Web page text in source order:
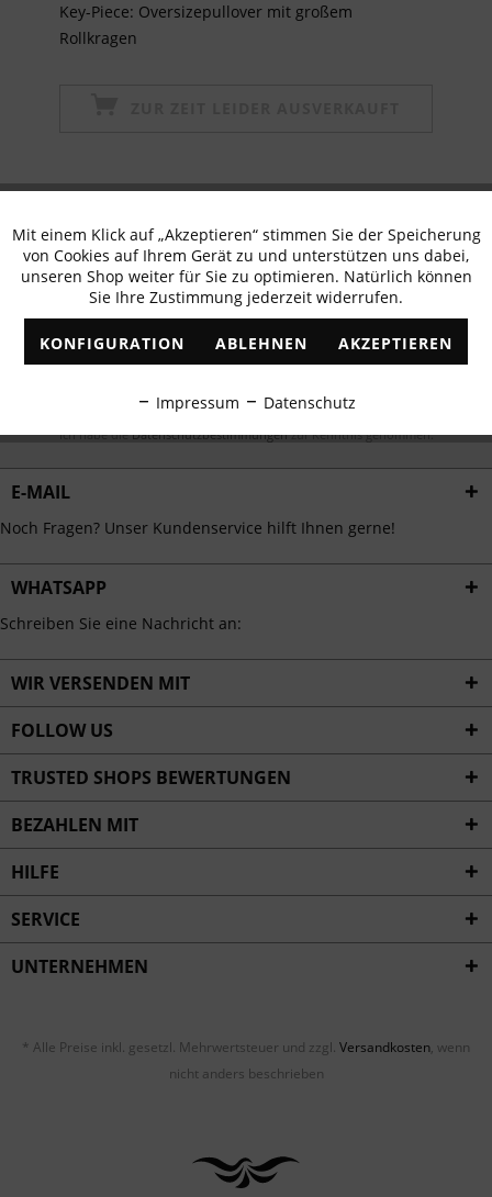
Key-Piece: Oversizepullover mit großem
Rollkragen
erhalten
✓ Exklusive Angebote ✓ Die aktuellsten Trends
ABONNIEREN
Ich habe dieDatenschutzbestimmungenzur Kenntnis genommen.
E-MAIL
Noch Fragen? Unser Kundenservice hilft Ihnen gerne!
WHATSAPP
Schreiben Sie eine Nachricht an:
WIR VERSENDEN MIT
FOLLOW US
TRUSTED SHOPS BEWERTUNGEN
BEZAHLEN MIT
HILFE
SERVICE
UNTERNEHMEN
* Alle Preise inkl. gesetzl. Mehrwertsteuer und zzgl. Versandkosten, wenn
nicht anders beschrieben
Funktionale Aktiv
Marketing Inaktiv
Tracking Inaktiv
Personalisierung Inaktiv
Service
Mit einem Klick auf „Akzeptieren“ stimmen Sie der Speicherung
von Cookies auf Ihrem Gerät zu und unterstützen uns dabei,
unseren Shop weiter für Sie zu optimieren. Natürlich können
Sie Ihre Zustimmung jederzeit widerrufen.
KONFIGURATION ABLEHNEN AKZEPTIEREN
Impressum Datenschutz